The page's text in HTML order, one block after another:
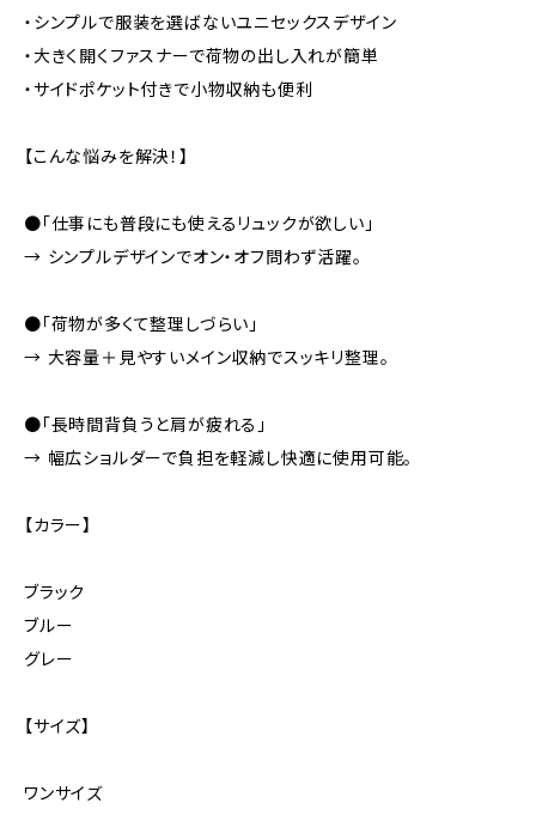
・シンプルで服装を選ばないユニセックスデザイン
・大きく開くファスナーで荷物の出し入れが簡単
・サイドポケット付きで小物収納も便利
【こんな悩みを解決！】
●「仕事にも普段にも使えるリュックが欲しい」
→ シンプルデザインでオン・オフ問わず活躍。
●「荷物が多くて整理しづらい」
→ 大容量＋見やすいメイン収納でスッキリ整理。
●「長時間背負うと肩が疲れる」
→ 幅広ショルダーで負担を軽減し快適に使用可能。
【カラー】
ブラック
ブルー
グレー
【サイズ】
ワンサイズ